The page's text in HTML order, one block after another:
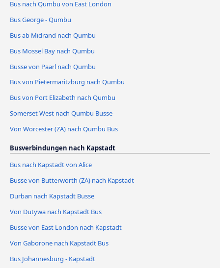
Bus nach Qumbu von East London
Bus George - Qumbu
Bus ab Midrand nach Qumbu
Bus Mossel Bay nach Qumbu
Busse von Paarl nach Qumbu
Bus von Pietermaritzburg nach Qumbu
Bus von Port Elizabeth nach Qumbu
Somerset West nach Qumbu Busse
Von Worcester (ZA) nach Qumbu Bus
Busverbindungen nach Kapstadt
Bus nach Kapstadt von Alice
Busse von Butterworth (ZA) nach Kapstadt
Durban nach Kapstadt Busse
Von Dutywa nach Kapstadt Bus
Busse von East London nach Kapstadt
Von Gaborone nach Kapstadt Bus
Bus Johannesburg - Kapstadt